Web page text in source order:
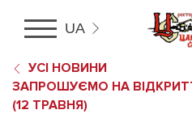
UA
UA
EN
УСІ НОВИНИ
ЗАПРОШУЄМО НА
(12 ТРАВНЯ)